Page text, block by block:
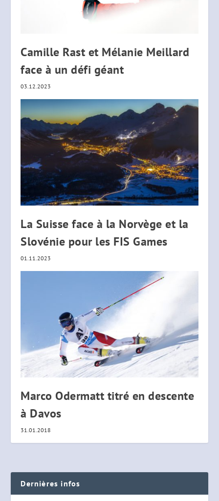
Camille Rast et Mélanie Meillard
face à un défi géant
03.12.2023
La Suisse face à la Norvège et la
Slovénie pour les FIS Games
01.11.2023
Marco Odermatt titré en descente
à Davos
31.01.2018
Dernières infos